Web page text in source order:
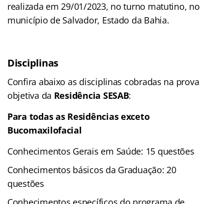
realizada em 29/01/2023, no turno matutino, no
município de Salvador, Estado da Bahia.
Disciplinas
Confira abaixo as disciplinas cobradas na prova
objetiva da Residência SESAB:
Para todas as Residências exceto
Bucomaxilofacial
Conhecimentos Gerais em Saúde: 15 questões
Conhecimentos básicos da Graduação: 20
questões